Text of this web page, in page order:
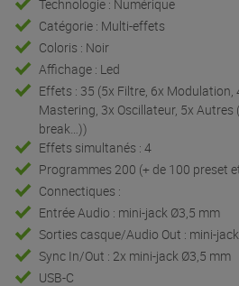
Technologie : Numérique
Catégorie : Multi-effets
Coloris : Noir
Affichage : Led
Effets : 35 (5x Filtre, 6x Modulation,
Mastering, 3x Oscillateur, 5x
break…))
Effets simultanés : 4
Programmes 200 (+ de 100 preset
Connectiques :
Entrée Audio : mini-jack Ø3,5 mm
Sorties casque/Audio Out : mini-
Sync In/Out : 2x mini-jack Ø3,5 mm
USB-C